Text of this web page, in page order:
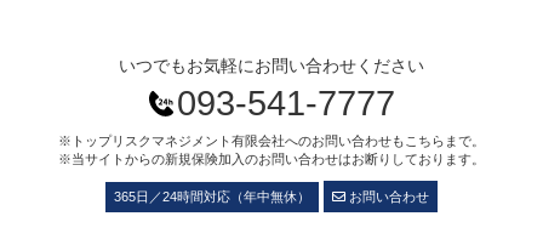
いつでもお気軽にお問い合わせください
093-541-7777
※トップリスクマネジメント有限会社へのお問い合わせもこちらまで。
※当サイトからの新規保険加入のお問い合わせはお断りしております。
365日／24時間対応（年中無休） お問い合わせ